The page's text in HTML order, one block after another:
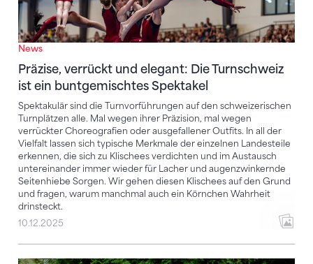
News
Präzise, verrückt und elegant: Die Turnschweiz
ist ein buntgemischtes Spektakel
Spektakulär sind die Turnvorführungen auf den schweizerischen
Turnplätzen alle. Mal wegen ihrer Präzision, mal wegen
verrückter Choreografien oder ausgefallener Outfits. In all der
Vielfalt lassen sich typische Merkmale der einzelnen Landesteile
erkennen, die sich zu Klischees verdichten und im Austausch
untereinander immer wieder für Lacher und augenzwinkernde
Seitenhiebe Sorgen. Wir gehen diesen Klischees auf den Grund
und fragen, warum manchmal auch ein Körnchen Wahrheit
drinsteckt.
10.12.2025